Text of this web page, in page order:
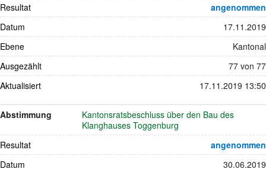
Resultat
angenommen
Datum
17.11.2019
Ebene
Kantonal
Ausgezählt
77 von 77
Aktualisiert
17.11.2019 13:50
Abstimmung
Kantonsratsbeschluss über den Bau des
Klanghauses Toggenburg
Resultat
angenommen
Datum
30.06.2019